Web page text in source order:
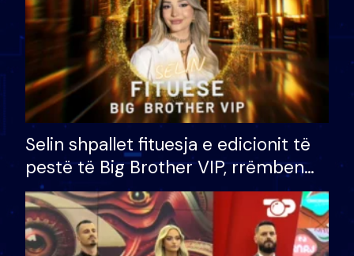
Selin shpallet fituesja e edicionit të
pestë të Big Brother VIP, rrëmben
çmimin e madh prej 100 mijë eurosh